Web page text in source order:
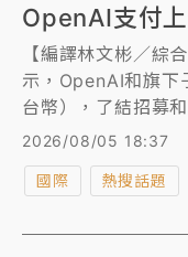
OpenAI支付
【編譯林文彬／綜
示，OpenAI和旗下
台幣），了結招募
外國勞工，歧視美
2026/08/05 18:37
國際 熱搜話題